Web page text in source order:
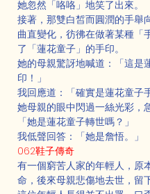
她忽然「咯咯」地笑了出來。
接著，那雙白皙而圓潤的手舉
曲直變化，彷彿在做著某種「
了「蓮花童子」的手印。
她的母親驚訝地喊道：「這是
印！」
我回應道：「確實是蓮花童子
她母親的眼中閃過一絲光彩，
「她是蓮花童子轉世嗎？」
我低聲回答：「她是詹悟。」
062鞋子傳奇
有一個窮苦人家的年輕人，原
命，後來母親悲傷地去世，留